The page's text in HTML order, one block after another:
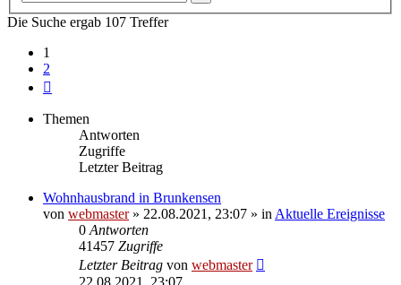
Die Suche ergab 107 Treffer
1
2
Themen
Antworten
Zugriffe
Letzter Beitrag
Wohnhausbrand in Brunkensen
von webmaster» 22.08.2021, 23:07 » in Aktuelle Ereignisse
0 Antworten
41457 Zugriffe
Letzter Beitrag von webmaster
22.08.2021, 23:07